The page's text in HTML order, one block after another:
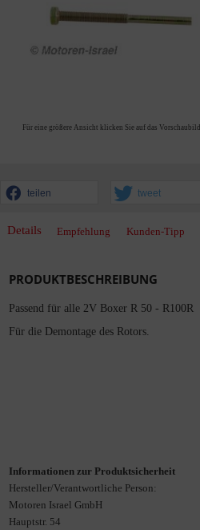
Für eine größere Ansicht klicken Sie auf das Vorschaubild
teilen tweet
Details Empfehlung Kunden-Tipp
PRODUKTBESCHREIBUNG
Passend für alle 2V Boxer R 50 - R100R
Für die Demontage des Rotors.
Informationen zur Produktsicherheit
Hersteller/Verantwortliche Person:
Motoren Israel GmbH
Hauptstr. 54